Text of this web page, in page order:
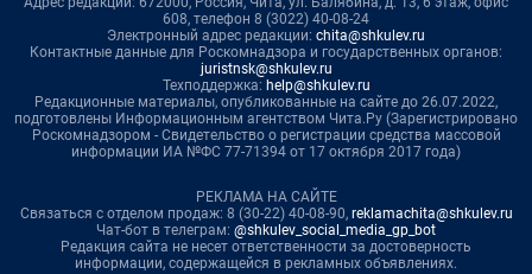
608, телефон 8 (3022) 40-08-24
Электронный адрес редакции: chita@shkulev.ru
Контактные данные для Роскомнадзора и государственных органов:
juristnsk@shkulev.ru
Техподдержка: help@shkulev.ru
Редакционные материалы, опубликованные на сайте до 26.07.2022,
подготовлены Информационным агентством Чита.Ру (Зарегистрировано
Роскомнадзором - Свидетельство о регистрации средства массовой
информации ИА №ФС 77-71394 от 17 октября 2017 года)
РЕКЛАМА НА САЙТЕ
Связаться с отделом продаж: 8 (30-22) 40-08-90, reklamachita@shkulev.ru
Чат-бот в телеграм: @shkulev_social_media_gp_bot
Редакция сайта не несет ответственности за достоверность
информации, содержащейся в рекламных объявлениях.